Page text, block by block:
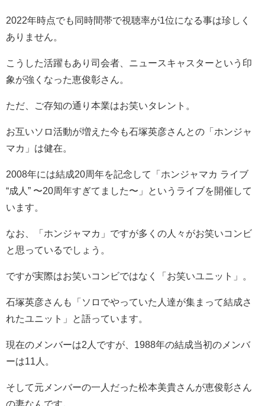
2022年時点でも同時間帯で視聴率が1位になる事は珍しく
ありません。
こうした活躍もあり司会者、ニュースキャスターという印
象が強くなった恵俊彰さん。
ただ、ご存知の通り本業はお笑いタレント。
お互いソロ活動が増えた今も石塚英彦さんとの「ホンジャ
マカ」は健在。
2008年には結成20周年を記念して「ホンジャマカ ライブ
“成人” 〜20周年すぎてました〜」というライブを開催して
います。
なお、「ホンジャマカ」ですが多くの人々がお笑いコンビ
と思っているでしょう。
ですが実際はお笑いコンビではなく「お笑いユニット」。
石塚英彦さんも「ソロでやっていた人達が集まって結成さ
れたユニット」と語っています。
現在のメンバーは2人ですが、1988年の結成当初のメンバ
ーは11人。
そして元メンバーの一人だった松本美貴さんが恵俊彰さん
の妻なんです。